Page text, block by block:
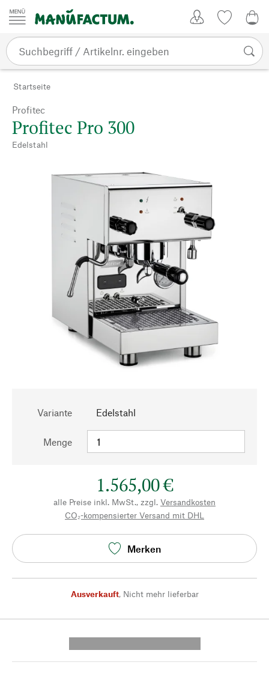
Zum Inhalt springen
Startseite
Profitec
Profitec Pro 300
Edelstahl
Variante Edelstahl
Menge
1.565,00 €
alle Preise inkl. MwSt., zzgl. Versandkosten
CO₂-kompensierter Versand mit DHL
Merken
Ausverkauft, Nicht mehr lieferbar